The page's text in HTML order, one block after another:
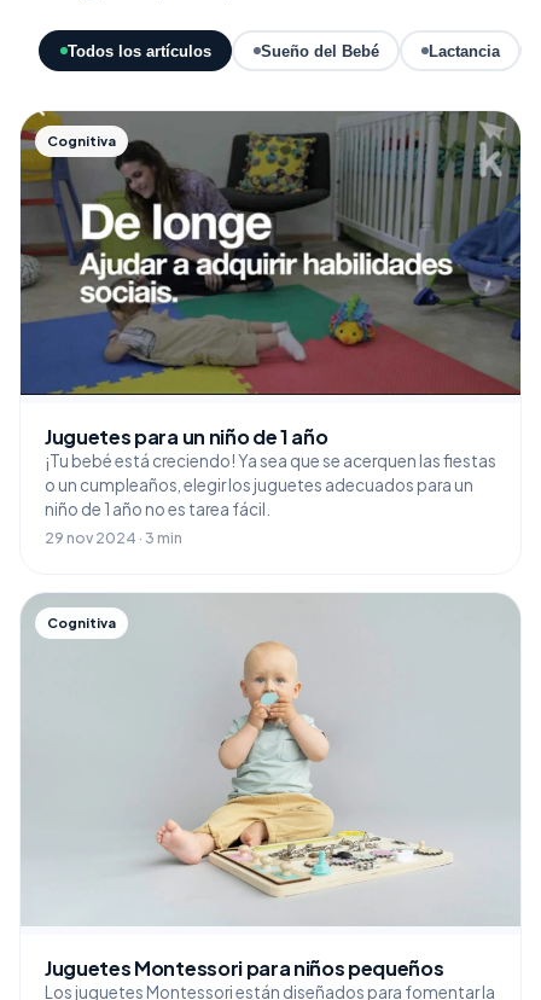
Todos los artículos Sueño del Bebé Lactancia
Cognitiva
Juguetes para un niño de 1 año
¡Tu bebé está creciendo! Ya sea que se acerquen las fiestas
o un cumpleaños, elegir los juguetes adecuados para un
niño de 1 año no es tarea fácil.
29 nov 2024 · 3 min
Cognitiva
Juguetes Montessori para niños pequeños
Los juguetes Montessori están diseñados para fomentar la